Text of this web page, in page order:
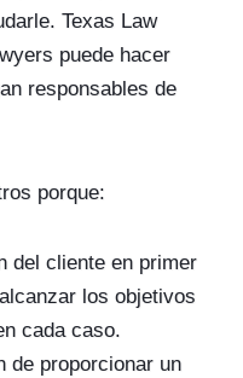
Texas Law
puede hacer
responsables de
porque:
del cliente en primer
los objetivos
cada caso.
de proporcionar un